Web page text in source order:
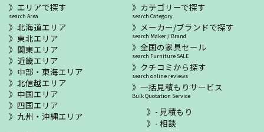
エリアで探す
search Area
北海道エリア
東北エリア
関東エリア
近畿エリア
中部・東海エリア
北信越エリア
中国エリア
四国エリア
九州・沖縄エリア
カテゴリーで探す
search Category
メーカー/ブランドで探す
search Maker / Brand
全国の家具セール
search Furniture SALE
クチコミから探す
search online reviews
一括見積もりサービス
Bulk Quotation Service
- 見積もり
- 相談